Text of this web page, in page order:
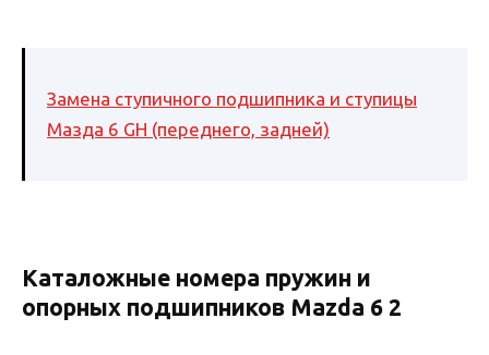
Замена ступичного подшипника и ступицы
Мазда 6 GH (переднего, задней)
Каталожные номера пружин и
опорных подшипников Mazda 6 2